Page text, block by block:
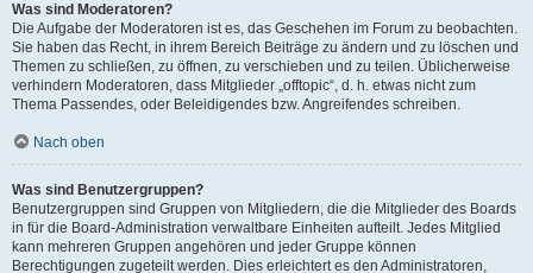
Was sind Moderatoren?
Die Aufgabe der Moderatoren ist es, das Geschehen im Forum zu beobachten.
Sie haben das Recht, in ihrem Bereich Beiträge zu ändern und zu löschen und
Themen zu schließen, zu öffnen, zu verschieben und zu teilen. Üblicherweise
verhindern Moderatoren, dass Mitglieder „offtopic“, d. h. etwas nicht zum
Thema Passendes, oder Beleidigendes bzw. Angreifendes schreiben.
Nach oben
Was sind Benutzergruppen?
Benutzergruppen sind Gruppen von Mitgliedern, die die Mitglieder des Boards
in für die Board-Administration verwaltbare Einheiten aufteilt. Jedes Mitglied
kann mehreren Gruppen angehören und jeder Gruppe können
Berechtigungen zugeteilt werden. Dies erleichtert es den Administratoren,